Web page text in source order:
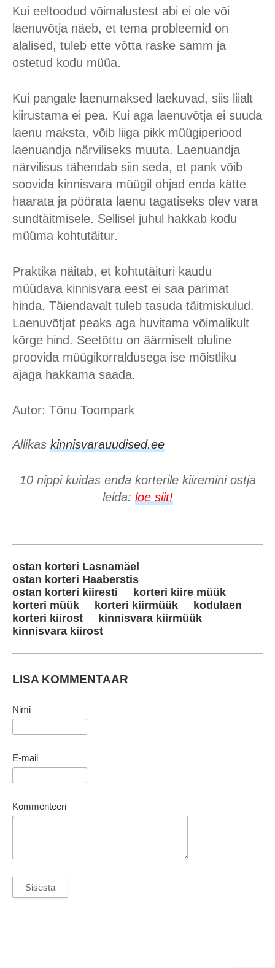
Kui eeltoodud võimalustest abi ei ole või
laenuvõtja näeb, et tema probleemid on
alalised, tuleb ette võtta raske samm ja
ostetud kodu müüa.
Kui pangale laenumaksed laekuvad, siis liialt
kiirustama ei pea. Kui aga laenuvõtja ei suuda
laenu maksta, võib liiga pikk müügiperiood
laenuandja närviliseks muuta. Laenuandja
närvilisus tähendab siin seda, et pank võib
soovida kinnisvara müügil ohjad enda kätte
haarata ja pöörata laenu tagatiseks olev vara
sundtäitmisele. Sellisel juhul hakkab kodu
müüma kohtutäitur.
Praktika näitab, et kohtutäituri kaudu
müüdava kinnisvara eest ei saa parimat
hinda. Täiendavalt tuleb tasuda täitmiskulud.
Laenuvõtjat peaks aga huvitama võimalikult
kõrge hind. Seetõttu on äärmiselt oluline
proovida müügikorraldusega ise mõistliku
ajaga hakkama saada.
Autor: Tõnu Toompark
Allikas kinnisvarauudised.ee
10 nippi kuidas enda korterile kiiremini ostja
leida: loe siit!
ostan korteri Lasnamäel
ostan korteri Haaberstis
ostan korteri kiiresti
korteri kiire müük
korteri müük
korteri kiirmüük
kodulaen
korteri kiirost
kinnisvara kiirmüük
kinnisvara kiirost
LISA KOMMENTAAR
Nimi
E-mail
Kommenteeri